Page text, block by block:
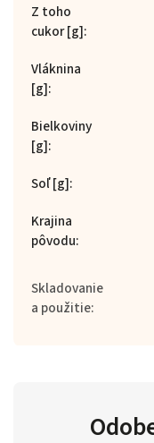
Z toho
cukor [g]:
Vláknina
[g]:
Bielkoviny
[g]:
Soľ [g]:
Krajina
pôvodu:
Skladovanie
a použitie: